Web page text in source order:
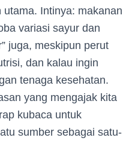
Intinya: makanan
variasi sayur dan
juga, meskipun perut
dan kalau ingin
tenaga kesehatan.
yang mengajak kita
kubaca untuk
sumber sebagai satu-